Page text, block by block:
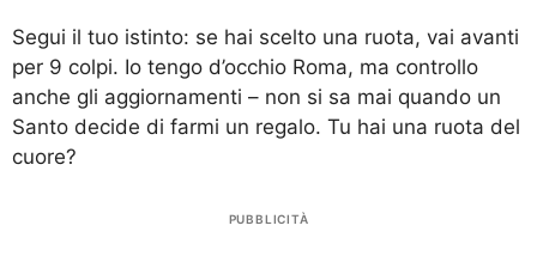
Segui il tuo istinto: se hai scelto una ruota, vai avanti
per 9 colpi. Io tengo d’occhio Roma, ma controllo
anche gli aggiornamenti – non si sa mai quando un
Santo decide di farmi un regalo. Tu hai una ruota del
cuore?
PUBBLICITÀ